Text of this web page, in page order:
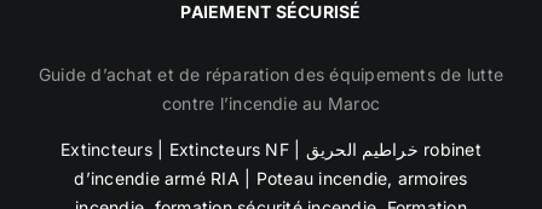
PAIEMENT SÉCURISÉ
Guide d’achat et de réparation des équipements de lutte
contre l’incendie au Maroc
Extincteurs| Extincteurs NF|
خراطيم الحريق robinet
d’incendie armé RIA
Poteau incendie, armoires